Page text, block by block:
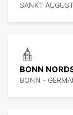
SANKT
BONN
BONN -